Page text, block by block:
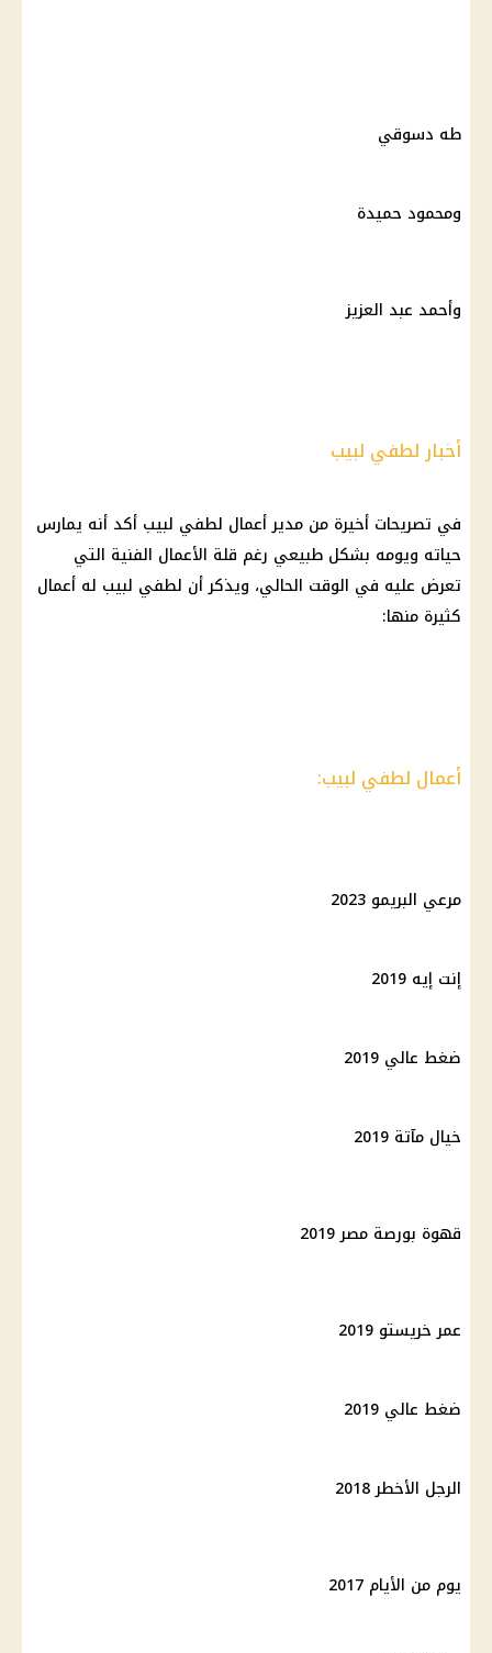
طه دسوقي
ومحمود حميدة
وأحمد عبد العزيز
أخبار لطفي لبيب
في تصريحات أخيرة من مدير أعمال لطفي لبيب أكد أنه يمارس
حياته ويومه بشكل طبيعي رغم قلة الأعمال الفنية التي
تعرض عليه في الوقت الحالي، ويذكر أن لطفي لبيب له أعمال
كثيرة منها:
أعمال لطفي لبيب:
مرعي البريمو 2023
إنت إيه 2019
ضغط عالي 2019
خيال مآتة 2019
قهوة بورصة مصر 2019
عمر خريستو 2019
ضغط عالي 2019
الرجل الأخطر 2018
يوم من الأيام 2017